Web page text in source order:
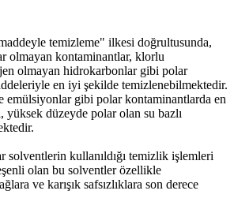
temizleme" ilkesi doğrultusunda,
olmayan kontaminantlar, klorlu
olmayan hidrokarbonlar gibi polar
en iyi şekilde temizlenebilmektedir.
emülsiyonlar gibi polar kontaminantlarda en
yüksek düzeyde polar olan su bazlı
solventlerin kullanıldığı temizlik işlemleri
olan bu solventler özellikle
ve karışık safsızlıklara son derece